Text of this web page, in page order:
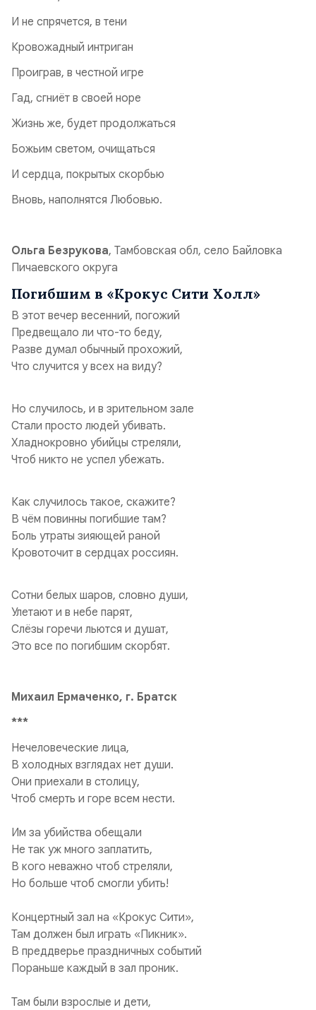
И не спрячется, в тени
Кровожадный интриган
Проиграв, в честной игре
Гад, сгниёт в своей норе
Жизнь же, будет продолжаться
Божьим светом, очищаться
И сердца, покрытых скорбью
Вновь, наполнятся Любовью.
Ольга Безрукова, Тамбовская обл, село Байловка
Пичаевского округа
Погибшим в «Крокус Сити Холл»
В этот вечер весенний, погожий
Предвещало ли что-то беду,
Разве думал обычный прохожий,
Что случится у всех на виду?
Но случилось, и в зрительном зале
Стали просто людей убивать.
Хладнокровно убийцы стреляли,
Чтоб никто не успел убежать.
Как случилось такое, скажите?
В чём повинны погибшие там?
Боль утраты зияющей раной
Кровоточит в сердцах россиян.
Сотни белых шаров, словно души,
Улетают и в небе парят,
Слёзы горечи льются и душат,
Это все по погибшим скорбят.
Михаил Ермаченко, г. Братск
***
Нечеловеческие лица,
В холодных взглядах нет души.
Они приехали в столицу,
Чтоб смерть и горе всем нести.
Им за убийства обещали
Не так уж много заплатить,
В кого неважно чтоб стреляли,
Но больше чтоб смогли убить!
Концертный зал на «Крокус Сити»,
Там должен был играть «Пикник».
В преддверье праздничных событий
Пораньше каждый в зал проник.
Там были взрослые и дети,